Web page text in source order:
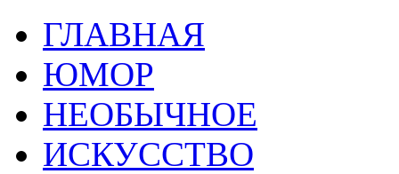
ГЛАВНАЯ
ЮМОР
НЕОБЫЧНОЕ
ИСКУССТВО